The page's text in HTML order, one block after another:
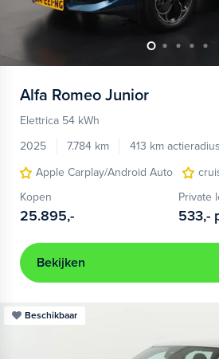
Alfa Romeo Junior
Elettrica 54 kWh
2025
7.784 km 413 km actieradius
Apple Carplay/Android Auto
Kopen
25.895,-
Private
533,-
Bekijken
Beschikbaar